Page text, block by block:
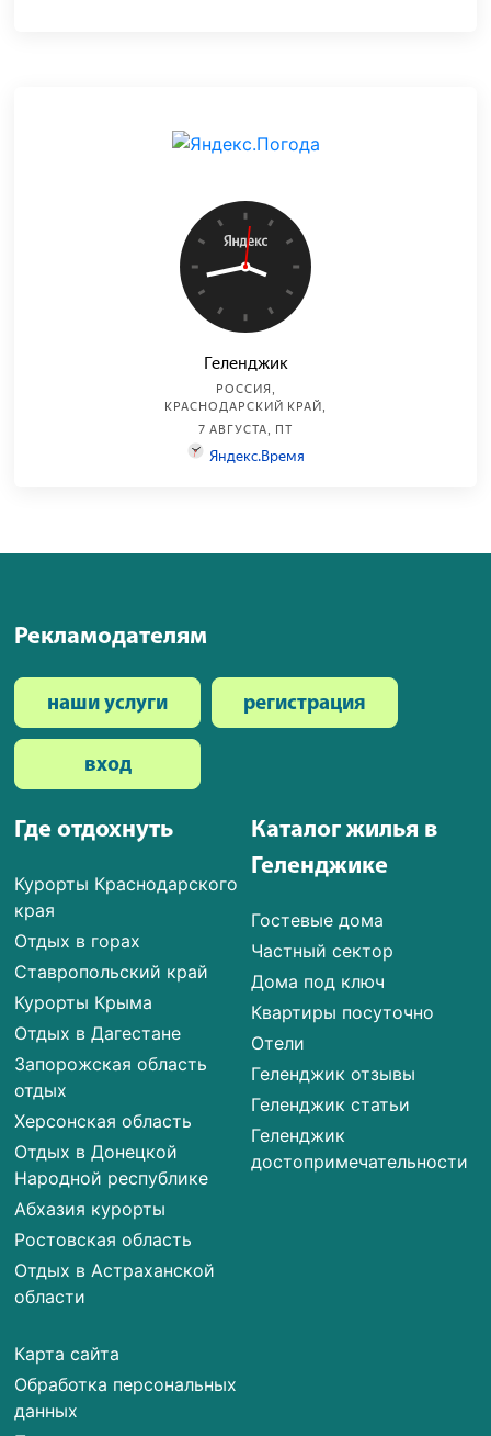
Где отдохнуть
Курорты Краснодарского
края
Отдых в горах
Ставропольский край
Курорты Крыма
Отдых в Дагестане
Запорожская область
отдых
Херсонская область
Отдых в Донецкой
Народной республике
Абхазия курорты
Ростовская область
Отдых в Астраханской
области
Карта сайта
Обработка персональных
данных
Каталог жилья в
Геленджике
Гостевые дома
Частный сектор
Дома под ключ
Квартиры посуточно
Отели
Геленджик отзывы
Геленджик статьи
Геленджик
достопримечательности
Рекламодателям
наши услуги регистрация
вход